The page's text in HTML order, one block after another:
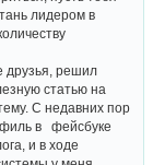
лидером в
друзья, решил
статью на
С недавних пор
в фейсбуке
и в ходе